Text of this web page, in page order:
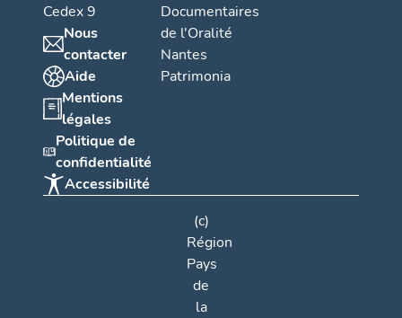
Cedex 9
Nous
contacter
Aide
Mentions
légales
Politique de
confidentialité
Accessibilité
Documentaires
de l'Oralité
Nantes
Patrimonia
(c)
Région
Pays
de
la